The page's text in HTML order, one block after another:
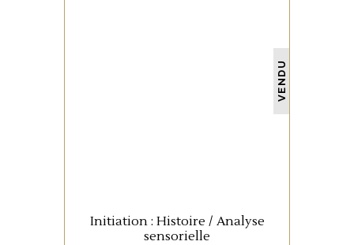
VENDU
Initiation : Histoire / Analyse
sensorielle